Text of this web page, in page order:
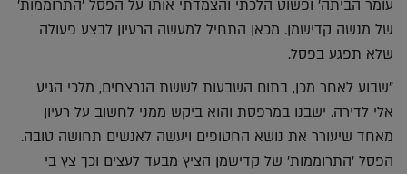
עומר הביתה' ופשוט הלכתי והצמדתי אותו על הפסל 'התרוממות'
של מנשה קדישמן. מכאן התחיל למעשה הרעיון לבצע פעולה
שלא תפגע בפסל.
"שבוע לאחר מכן, בתום השבעות לששת הנרצחים, מלכי הגיע
אלי לדירה. ישבנו במרפסת והוא ביקש ממני לחשוב על רעיון
מאחד שיעורר את נושא החטופים ויעשה לאנשים תחושה טובה.
הפסל 'התרוממות' של קדישמן הציץ מבעד לעצים וכך צץ בי